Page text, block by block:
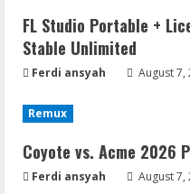
FL Studio Portable +
Stable Unlimited
Ferdi ansyah August 7,
Remux
Coyote vs. Acme 2026
Ferdi ansyah August 7,